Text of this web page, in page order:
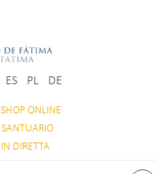
ES PL DE
SHOP ONLINE
IN DIRETTA